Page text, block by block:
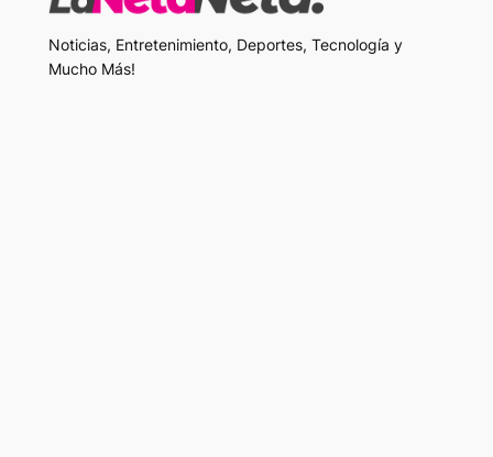
Noticias, Entretenimiento, Deportes, Tecnología y
Mucho Más!